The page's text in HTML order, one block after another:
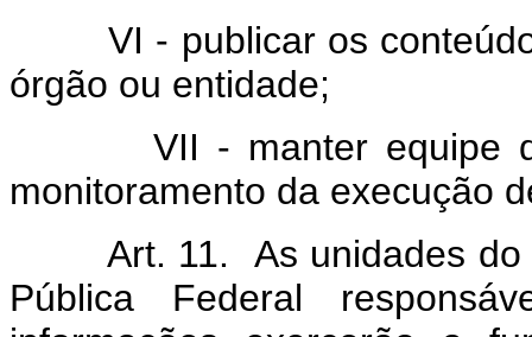
VI - publicar os
órgão ou entidade;
VII - manter equipe de
monitoramento da execução
Art. 11. As unidades do
Pública Federal